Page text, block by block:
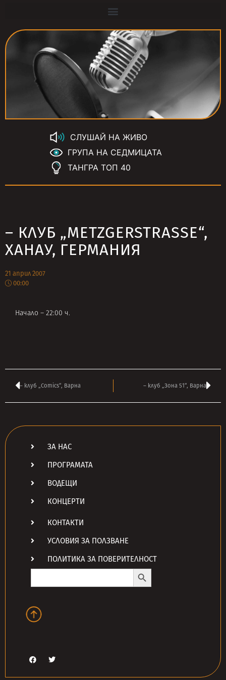
СЛУШАЙ НА ЖИВО
ГРУПА НА СЕДМИЦАТА
ТАНГРА ТОП 40
– КЛУБ „METZGERSTRASSE“,
ХАНАУ, ГЕРМАНИЯ
21 април 2007
00:00
Начало – 22:00 ч.
– клуб „Comics“, Варна – клуб „Зона 51“, Варна
ЗА НАС
ПРОГРАМАТА
ВОДЕЩИ
КОНЦЕРТИ
КОНТАКТИ
УСЛОВИЯ ЗА ПОЛЗВАНЕ
ПОЛИТИКА ЗА ПОВЕРИТЕЛНОСТ
Search
Search Button